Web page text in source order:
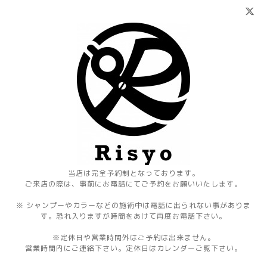
当店は完全予約制となっております。
ご来店の際は、事前にお電話にてご予約をお願いいたします。
※ シャンプーやカラーなどの施術中は電話に出られない事がありま
す。恐れ入りますが時間をあけて再度お電話下さい。
※定休日や営業時間外はご予約は出来ません。
営業時間内にご連絡下さい。定休日はカレンダーご覧下さい。